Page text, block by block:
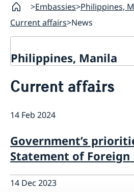
Embassies Philippines,
Current affairs News
Philippines, Manila
Services for Swedes in the
Embassy staff
Current affairs
Event Speeches
Job Opportunities
Current affairs
14 Feb 2024
Government’s
Statement of Foreign
14 Dec 2023